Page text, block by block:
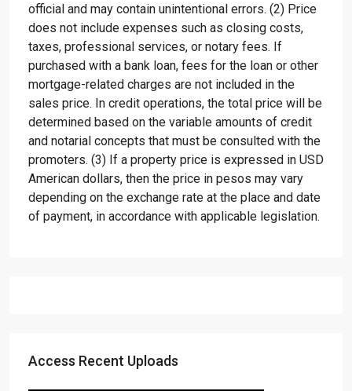
official and may contain unintentional errors. (2) Price
does not include expenses such as closing costs,
taxes, professional services, or notary fees. If
purchased with a bank loan, fees for the loan or other
mortgage-related charges are not included in the
sales price. In credit operations, the total price will be
determined based on the variable amounts of credit
and notarial concepts that must be consulted with the
promoters. (3) If a property price is expressed in USD
American dollars, then the price in pesos may vary
depending on the exchange rate at the place and date
of payment, in accordance with applicable legislation.
Access Recent Uploads